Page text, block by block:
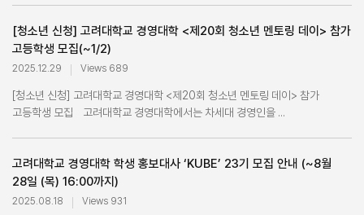
[청소년 신청] 고려대학교 경영대학 <제20회 청소년 멘토링 데이> 참가
고등학생 모집(~1/2)
2025.12.29 Views 689
[청소년 신청] 고려대학교 경영대학 <제20회 청소년 멘토링 데이> 참가
고등학생 모집 고려대학교 경영대학에서는 차세대 경영인을 ...
고려대학교 경영대학 학생 홍보대사 ‘KUBE’ 23기 모집 안내 (~8월
28일 (목) 16:00까지)
2025.08.18 Views 931